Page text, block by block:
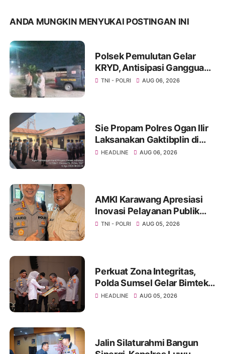
ANDA MUNGKIN MENYUKAI POSTINGAN INI
Polsek Pemulutan Gelar
KRYD, Antisipasi Gangguan
Kamtibmas dan Tindak
TNI - POLRI AUG 06, 2026
Sie Propam Polres Ogan Ilir
Laksanakan Gaktibplin di
Polsek Indralaya, Tingkatkan
HEADLINE AUG 06, 2026
AMKI Karawang Apresiasi
Inovasi Pelayanan Publik
Kapolresta Kombes Pol
TNI - POLRI AUG 05, 2026
Perkuat Zona Integritas,
Polda Sumsel Gelar Bimtek
Inovasi Pelayanan Publik
HEADLINE AUG 05, 2026
Jalin Silaturahmi Bangun